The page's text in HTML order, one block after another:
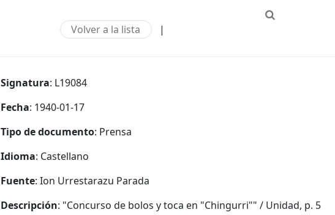
Volver a la lista |
Signatura: L19084
Fecha: 1940-01-17
Tipo de documento: Prensa
Idioma: Castellano
Fuente: Ion Urrestarazu Parada
Descripción: "Concurso de bolos y toca en "Chingurri"" / Unidad, p. 5